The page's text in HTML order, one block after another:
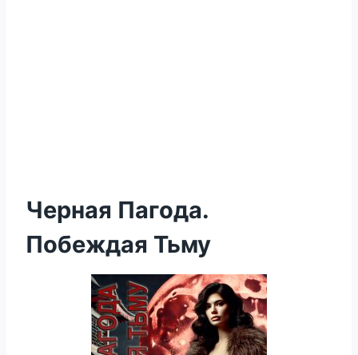
Черная Пагода.
Побеждая Тьму